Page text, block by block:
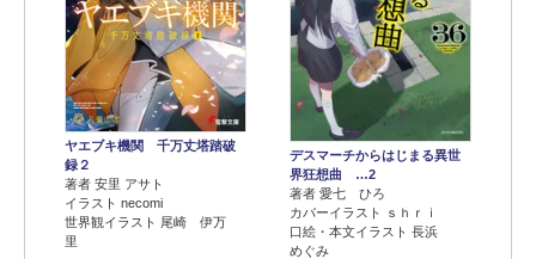
ヤエブキ機関 千万丈塔踏破
録２
著者 安里 アサト
イラスト necomi
世界観イラスト 尾崎 伊万
里
デスマーチからはじまる異世
界狂想曲 …2
著者 愛七 ひろ
カバーイラスト ｓｈｒｉ
口絵・本文イラスト 長浜
めぐみ